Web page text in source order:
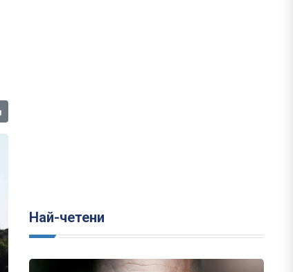
Най-четени